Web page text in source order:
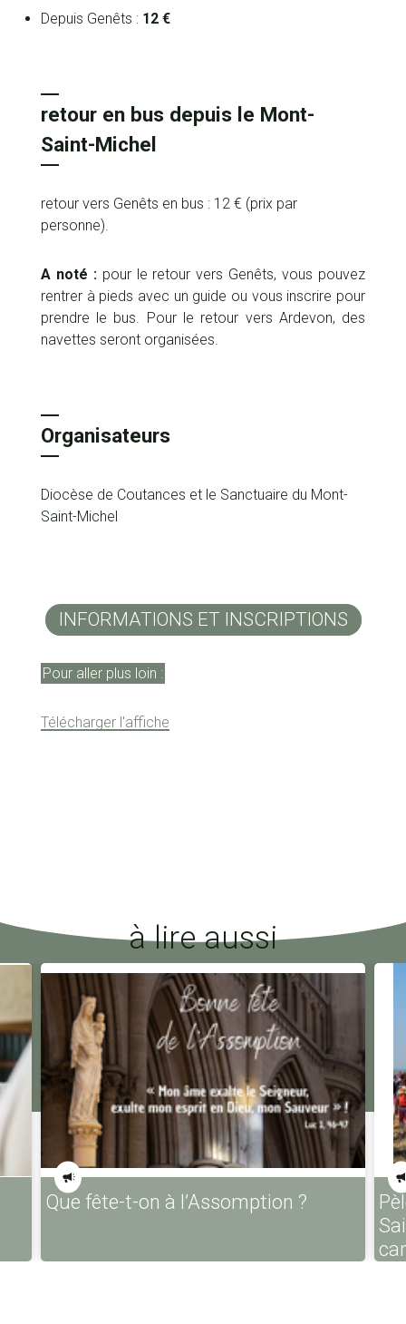
Depuis Genêts :12 €
retour en bus depuis le Mont-
Saint-Michel
retour vers Genêts en bus : 12 € (prix par
personne).
A noté : pour le retour vers Genêts, vous pouvez
rentrer à pieds avec un guide ou vous inscrire pour
prendre le bus. Pour le retour vers Ardevon, des
navettes seront organisées.
Organisateurs
Diocèse de Coutances et le Sanctuaire du Mont-
Saint-Michel
INFORMATIONS ET INSCRIPTIONS
Pour aller plus loin :
Télécharger l'affiche
à lire aussi
Que fête-t-on à l’Assomption ?